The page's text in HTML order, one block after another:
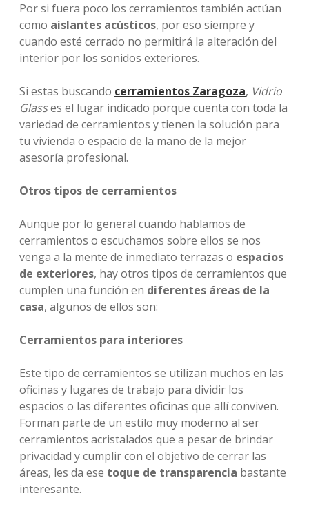
Por si fuera poco los cerramientos también actúan
como aislantes acústicos, por eso siempre y
cuando esté cerrado no permitirá la alteración del
interior por los sonidos exteriores.
Si estas buscando cerramientos Zaragoza, Vidrio
Glasses el lugar indicado porque cuenta con toda la
variedad de cerramientos y tienen la solución para
tu vivienda o espacio de la mano de la mejor
asesoría profesional.
Otros tipos de cerramientos
Aunque por lo general cuando hablamos de
cerramientos o escuchamos sobre ellos se nos
venga a la mente de inmediato terrazas o espacios
de exteriores, hay otros tipos de cerramientos que
cumplen una función en diferentes áreas de la
casa, algunos de ellos son:
Cerramientos para interiores
Este tipo de cerramientos se utilizan muchos en las
oficinas y lugares de trabajo para dividir los
espacios o las diferentes oficinas que allí conviven.
Forman parte de un estilo muy moderno al ser
cerramientos acristalados que a pesar de brindar
privacidad y cumplir con el objetivo de cerrar las
áreas, les da ese toque de transparencia bastante
interesante.